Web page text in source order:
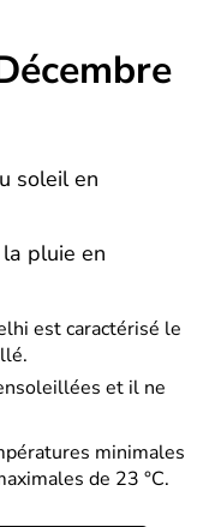
soleil en
pluie en
est caractérisé le
et il ne
minimales
de 23 °C.